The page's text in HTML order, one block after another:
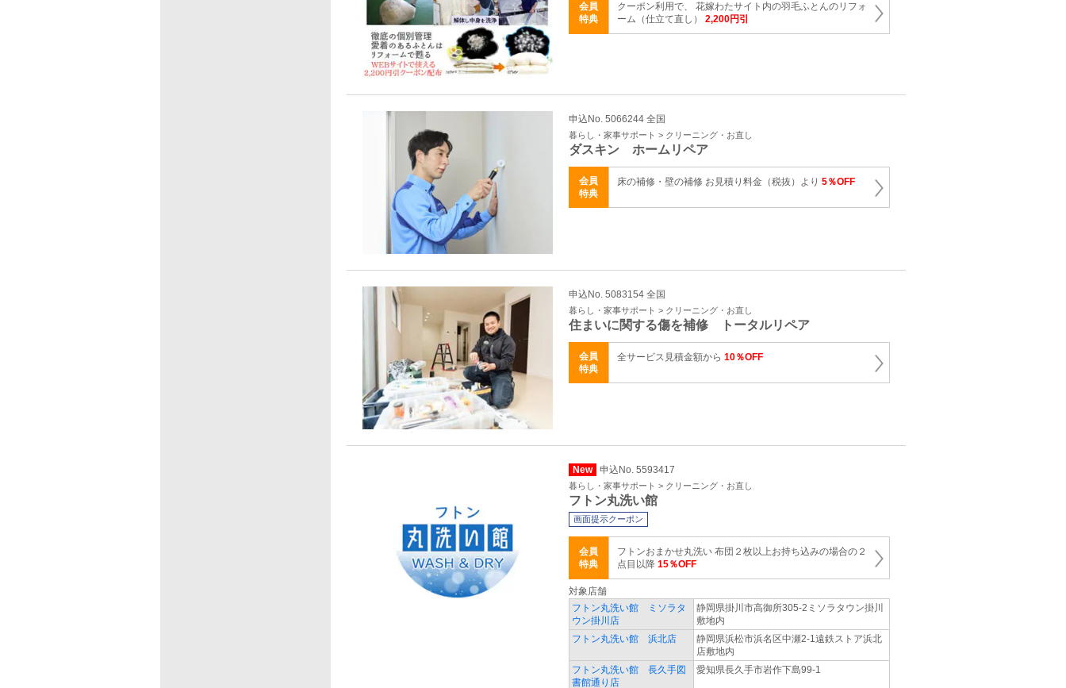
会員
特典
クーポン利用で、 花嫁わたサイト内の羽毛ふとんのリフォ
ーム（仕立て直し） 2,200円引
申込No. 5066244 全国
暮らし・家事サポート > クリーニング・お直し
ダスキン ホームリペア
会員
特典
床の補修・壁の補修 お見積り料金（税抜）より 5％OFF
申込No. 5083154 全国
暮らし・家事サポート > クリーニング・お直し
住まいに関する傷を補修 トータルリペア
会員
特典
全サービス見積金額から 10％OFF
New 申込No. 5593417
暮らし・家事サポート > クリーニング・お直し
フトン丸洗い館
画面提示クーポン
会員
特典
フトンおまかせ丸洗い 布団２枚以上お持ち込みの場合の２
点目以降 15％OFF
対象店舗
フトン丸洗い館 ミソラタ
ウン掛川店
静岡県掛川市高御所305-2ミソラタウン掛川
敷地内
フトン丸洗い館 浜北店
静岡県浜松市浜名区中瀬2-1遠鉄ストア浜北
店敷地内
フトン丸洗い館 長久手図
書館通り店
愛知県長久手市岩作下島99-1